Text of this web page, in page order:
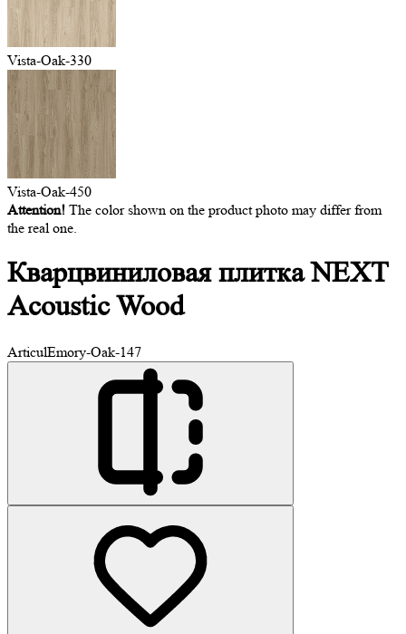
Vista-Oak-330
Vista-Oak-450
Attention! The color shown on the product photo may differ from
the real one.
Кварцвиниловая плиткаNEXT
Acoustic Wood
ArticulEmory-Oak-147